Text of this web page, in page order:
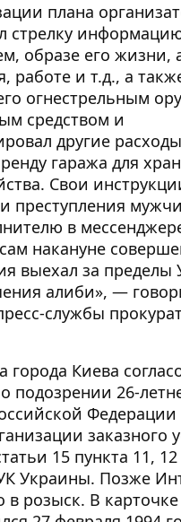
плана
стрелку
образе его жизни,
работе и т.д., а
огнестрельным
средством и
другие
гаража для
Свои
преступления
в
накануне
выехал за пределы
алиби», —
службы
города Киева
подозрении 26-
заказного
15 пункта 11,
Украины. Позже
в розыск. В карточке